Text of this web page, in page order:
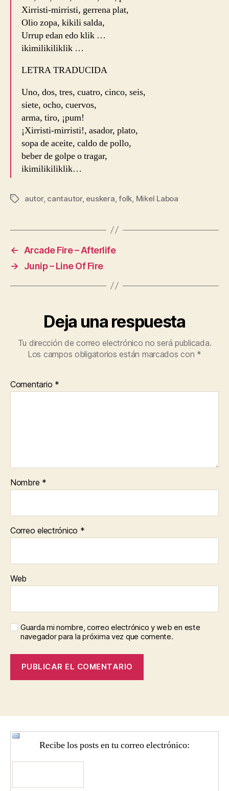
Xirristi-mirristi, gerrena plat,
Olio zopa, kikili salda,
Urrup edan edo klik …
ikimilikiliklik …
LETRA TRADUCIDA
Uno, dos, tres, cuatro, cinco, seis,
siete, ocho, cuervos,
arma, tiro, ¡pum!
¡Xirristi-mirristi!, asador, plato,
sopa de aceite, caldo de pollo,
beber de golpe o tragar,
ikimilikiliklik…
Etiquetas
autor, cantautor, euskera ,folk Mikel Laboa
←
Arcade Fire – Afterlife
→
Junip – Line Of Fire
Deja una respuesta
Tu dirección de correo electrónico no será publicada.
Los campos obligatorios están marcados con *
Comentario *
Nombre *
Correo electrónico *
Web
Guarda mi nombre, correo electrónico y web en este
navegador para la próxima vez que comente.
Recibe los posts en tu correo electrónico: